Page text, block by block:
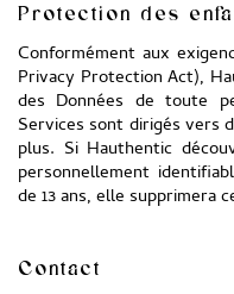
Protection des
Conformément aux
Privacy Protection Act),
des Données de toute
Services sont dirigés vers
plus. Si Hauthentic
personnellement
de 13 ans, elle supprimera
Contact